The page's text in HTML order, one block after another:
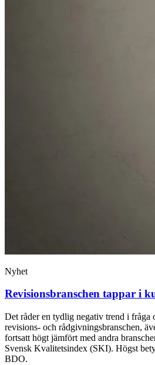
Nyhet
Revisionsbranschen tappar i
Det råder en tydlig negativ trend i fråga
revisions- och rådgivningsbranschen,
fortsatt högt jämfört med andra
Svensk Kvalitetsindex (SKI). Högst
BDO.